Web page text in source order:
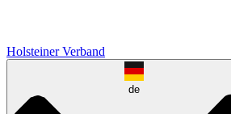
Holsteiner Verband
de